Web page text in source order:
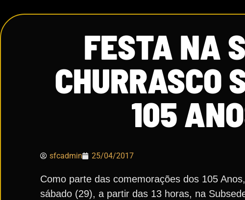
FESTA NA
CHURRASCO
105
sfcadmin 25/04/2017
Como parte das comemorações dos 105
sábado (29), a partir das 13 horas, na